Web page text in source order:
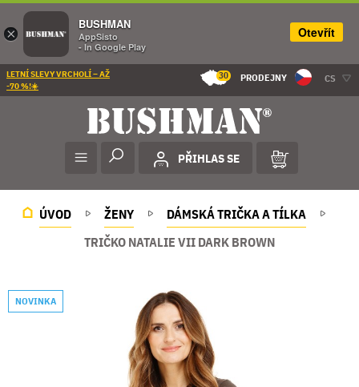
LETNÍ SLEVY VRCHOLÍ – AŽ
-70 %!☀️
30 PRODEJNY CS
PŘIHLAS SE
ÚVOD ŽENY
DÁMSKÁ TRIČKA A TÍLKA
TRIČKO NATALIE VII DARK BROWN
NOVINKA
×
BUSHMAN
AppSisto
- In Google Play
Otevřít